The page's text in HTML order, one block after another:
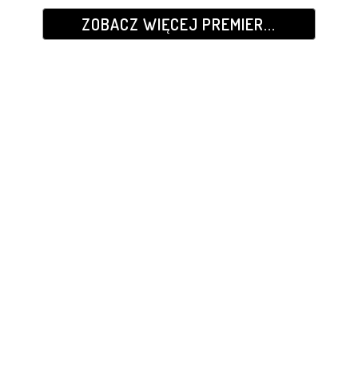
ZOBACZ WIĘCEJ PREMIER...